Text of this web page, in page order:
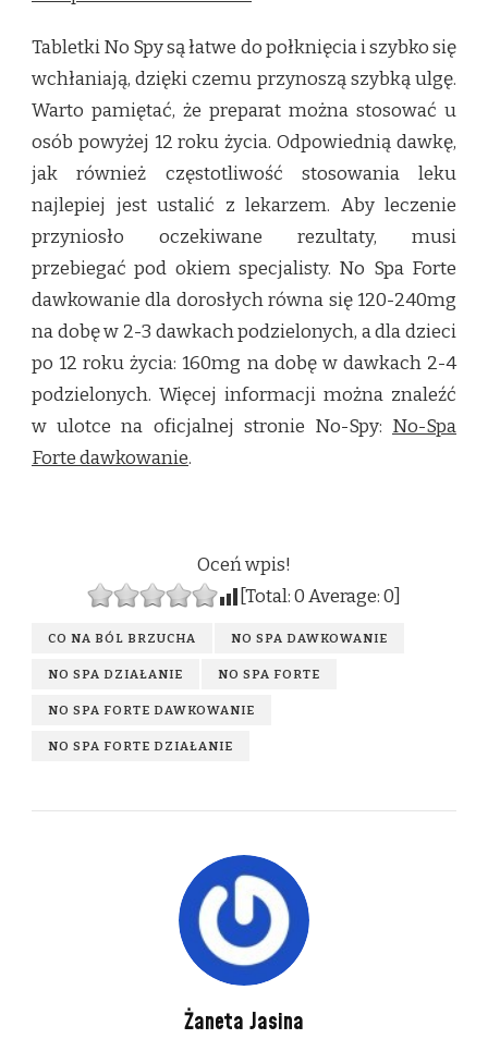
Tabletki No Spy są łatwe do połknięcia i szybko się
wchłaniają, dzięki czemu przynoszą szybką ulgę.
Warto pamiętać, że preparat można stosować u
osób powyżej 12 roku życia. Odpowiednią dawkę,
jak również częstotliwość stosowania leku
najlepiej jest ustalić z lekarzem. Aby leczenie
przyniosło oczekiwane rezultaty, musi
przebiegać pod okiem specjalisty. No Spa Forte
dawkowanie dla dorosłych równa się 120-240mg
na dobę w 2-3 dawkach podzielonych, a dla dzieci
po 12 roku życia: 160mg na dobę w dawkach 2-4
podzielonych. Więcej informacji można znaleźć
w ulotce na oficjalnej stronie No-Spy: No-Spa
Forte dawkowanie.
Oceń wpis!
[Total:0Average:0]
CO NA BÓL BRZUCHA NO SPA DAWKOWANIE
NO SPA DZIAŁANIE NO SPA FORTE
NO SPA FORTE DAWKOWANIE
NO SPA FORTE DZIAŁANIE
Żaneta Jasina